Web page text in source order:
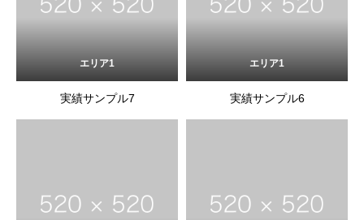
エリア1
実績サンプル7
エリア1
実績サンプル6